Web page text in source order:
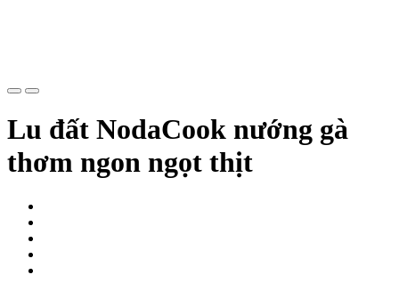
Lu đất NodaCook nướng gà
thơm ngon ngọt thịt